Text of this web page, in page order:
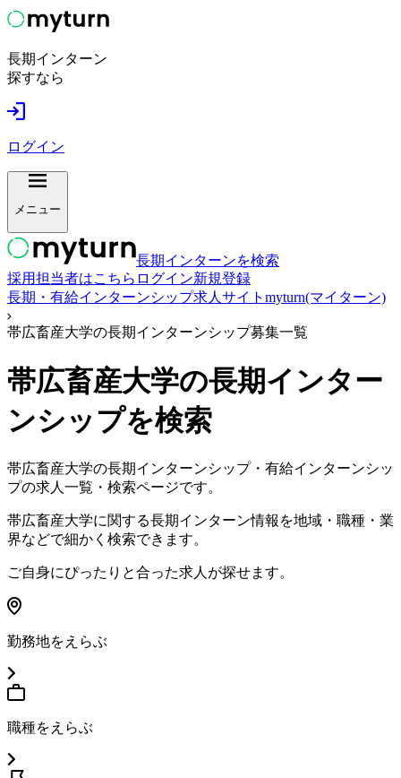
長期インターン
探すなら
ログイン
メニュー
長期インターンを検索
採用担当者はこちら ログイン新規登録
長期・有給インターンシップ求人サイトmyturn(マイターン)
帯広畜産大学の長期インターンシップ募集一覧
帯広畜産大学の長期インター
ンシップを検索
帯広畜産大学の長期インターンシップ・有給インターンシッ
プの求人一覧・検索ページです。
帯広畜産大学に関する長期インターン情報を地域・職種・業
界などで細かく検索できます。
ご自身にぴったりと合った求人が探せます。
勤務地をえらぶ
職種をえらぶ